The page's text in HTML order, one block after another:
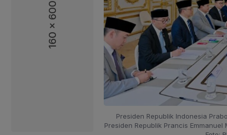
160 x 600
160 x 600
Presiden Republik Indonesia
Presiden Republik Prancis